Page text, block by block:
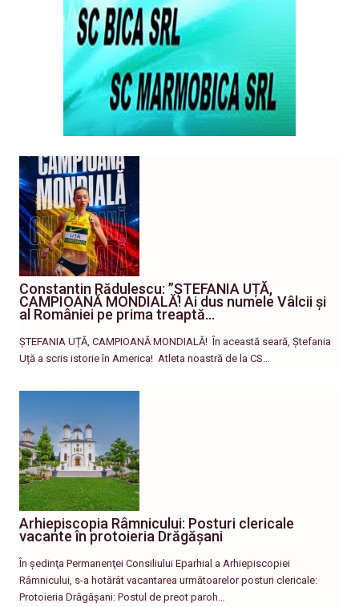
Constantin Rădulescu: ”ȘTEFANIA UȚĂ,
CAMPIOANĂ MONDIALĂ! Ai dus numele Vâlcii și
al României pe prima treaptă…
ȘTEFANIA UȚĂ, CAMPIOANĂ MONDIALĂ! ​În această seară, Ștefania
Uță a scris istorie în America! ​ Atleta noastră de la CS…
Arhiepiscopia Râmnicului: Posturi clericale
vacante în protoieria Drăgășani
În şedinţa Permanenţei Consiliului Eparhial a Arhiepiscopiei
Râmnicului, s-a hotărât vacantarea următoarelor posturi clericale:
Protoieria Drăgășani: Postul de preot paroh…